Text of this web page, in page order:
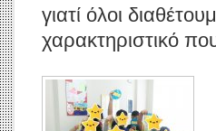
γιατί όλοι
χαρακτηριστικό